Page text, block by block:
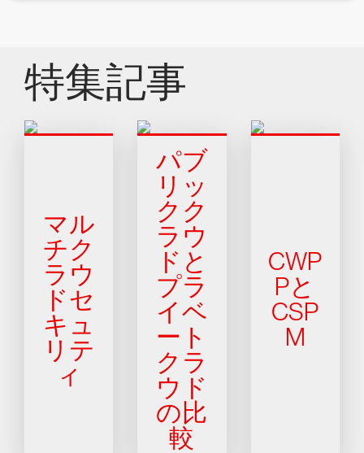
特集記事
マル
チク
ラウ
ドセ
キュ
リテ
ィ
パブ
リッ
クク
ラウ
ドと
プラ
イベ
ート
クラ
ウド
の比
較
CWP
Pと
CSP
M